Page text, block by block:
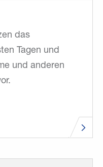
das
Tagen und
und anderen